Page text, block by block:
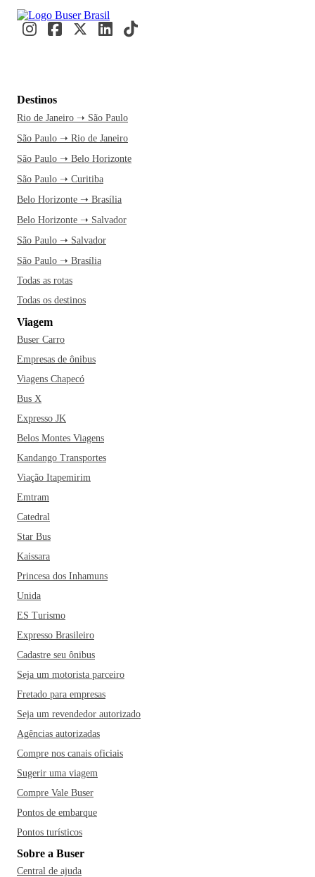
Destinos
Rio de Janeiro ➝ São Paulo
São Paulo ➝ Rio de Janeiro
São Paulo ➝ Belo Horizonte
São Paulo ➝ Curitiba
Belo Horizonte ➝ Brasília
Belo Horizonte ➝ Salvador
São Paulo ➝ Salvador
São Paulo ➝ Brasília
Todas as rotas
Todas os destinos
Viagem
Buser Carro
Empresas de ônibus
Viagens Chapecó
Bus X
Expresso JK
Belos Montes Viagens
Kandango Transportes
Viação Itapemirim
Emtram
Catedral
Star Bus
Kaissara
Princesa dos Inhamuns
Unida
ES Turismo
Expresso Brasileiro
Cadastre seu ônibus
Seja um motorista parceiro
Fretado para empresas
Seja um revendedor autorizado
Agências autorizadas
Compre nos canais oficiais
Sugerir uma viagem
Compre Vale Buser
Pontos de embarque
Pontos turísticos
Sobre a Buser
Central de ajuda